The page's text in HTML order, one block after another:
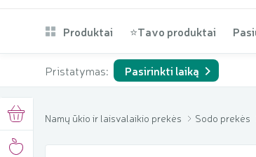
Produktai ⭐Tavo produktai
Pristatymas: Pasirinkti laiką
Namų ūkio ir laisvalaikio prekės Sodo prekės